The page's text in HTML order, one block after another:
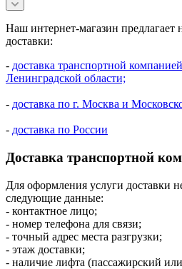
Наш интернет-магазин предлагает
доставки:
- доставка транспортной
Ленинградской области;
- доставка по г. Москва и
- доставка по России
Доставка транспортной
Для оформления услуги доставки
следующие данные:
- контактное лицо;
- номер телефона для связи;
- точный адрес места разгрузки;
- этаж доставки;
- наличие лифта (пассажирский